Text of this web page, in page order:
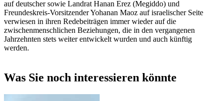
auf deutscher sowie Landrat Hanan Erez (Megiddo) und
Freundeskreis-Vorsitzender Yohanan Maoz auf israelischer Seite
verwiesen in ihren Redebeiträgen immer wieder auf die
zwischenmenschlichen Beziehungen, die in den vergangenen
Jahrzehnten stets weiter entwickelt wurden und auch künftig
werden.
Was Sie noch interessieren könnte